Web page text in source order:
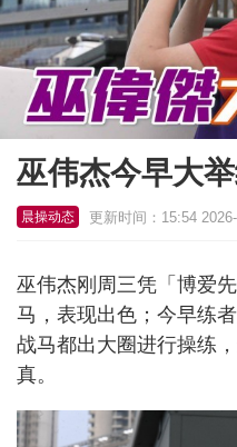
巫伟杰今早大
晨操动态 更新时间：15:54
巫伟杰刚周三凭「博爱
马，表现出色；今早练
战马都出大圈进行操练
真。